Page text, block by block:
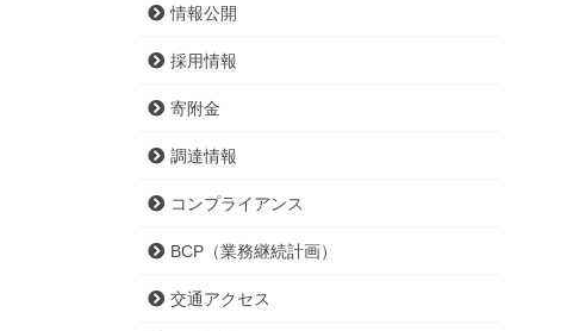
情報公開
採用情報
寄附金
調達情報
コンプライアンス
BCP（業務継続計画）
交通アクセス